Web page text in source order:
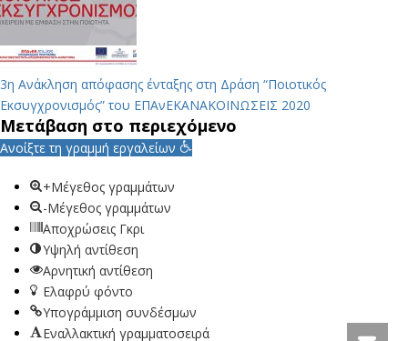
3η Ανάκληση απόφασης ένταξης στη Δράση “Ποιοτικός
Εκσυγχρονισμός” του ΕΠΑνΕΚΑΝΑΚΟΙΝΩΣΕΙΣ 2020
Μετάβαση στο περιεχόμενο
Ανοίξτε τη γραμμή εργαλείων
+Μέγεθος γραμμάτων
-Μέγεθος γραμμάτων
Αποχρώσεις Γκρι
Υψηλή αντίθεση
Αρνητική αντίθεση
Ελαφρύ φόντο
Υπογράμμιση συνδέσμων
Εναλλακτική γραμματοσειρά